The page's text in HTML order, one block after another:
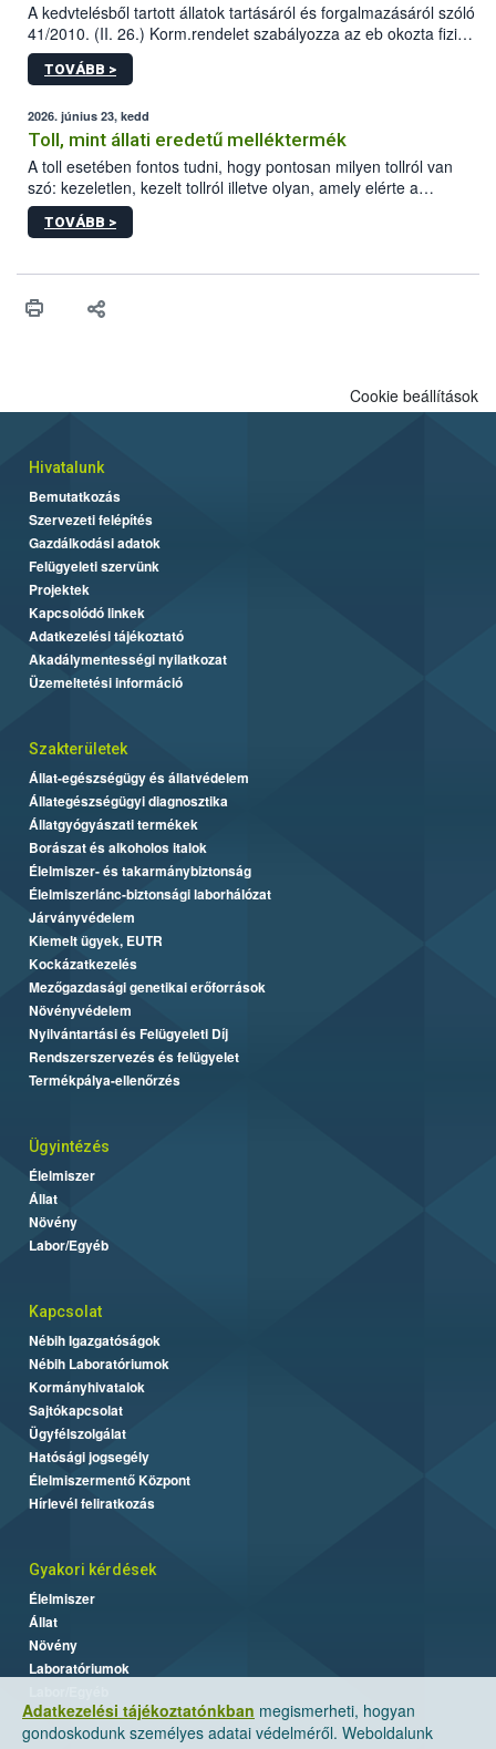
A kedvtelésből tartott állatok tartásáról és forgalmazásáról szóló
41/2010. (II. 26.) Korm.rendelet szabályozza az eb okozta fizikai
sérülés, illetve ennek veszélye keletkezésekor felmerülő
hatósági feladatokat, valamint a veszélyes eb tartását és annak
vonni az ebek viselkedésének megítélésében jártas szakértőt.
TOVÁBB >
2026. június 23, kedd
Toll, mint állati eredetű melléktermék
A toll esetében fontos tudni, hogy pontosan milyen tollról van
szó: kezeletlen, kezelt tollról illetve olyan, amely elérte a
„végpontját”.
TOVÁBB >
Adatkezelési tájékoztatónkban megismerheti, hogyan
gondoskodunk személyes adatai védelméről. Weboldalunk
Cookie beállítások
Hivatalunk
Bemutatkozás
Szervezeti felépítés
Gazdálkodási adatok
Felügyeleti szervünk
Projektek
Kapcsolódó linkek
Adatkezelési tájékoztató
Akadálymentességi nyilatkozat
Üzemeltetési információ
Szakterületek
Állat-egészségügy és állatvédelem
Állategészségügyi diagnosztika
Állatgyógyászati termékek
Borászat és alkoholos italok
Élelmiszer- és takarmánybiztonság
Élelmiszerlánc-biztonsági laborhálózat
Járványvédelem
Kiemelt ügyek, EUTR
Kockázatkezelés
Mezőgazdasági genetikai erőforrások
Növényvédelem
Nyilvántartási és Felügyeleti Díj
Rendszerszervezés és felügyelet
Termékpálya-ellenőrzés
Ügyintézés
Élelmiszer
Állat
Növény
Labor/Egyéb
Kapcsolat
Nébih Igazgatóságok
Nébih Laboratóriumok
Kormányhivatalok
Sajtókapcsolat
Ügyfélszolgálat
Hatósági jogsegély
Élelmiszermentő Központ
Hírlevél feliratkozás
Gyakori kérdések
Élelmiszer
Állat
Növény
Laboratóriumok